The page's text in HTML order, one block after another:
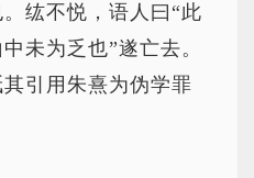
纮不悦，语人曰“此
未为乏也”遂亡去。
引用朱熹为伪学罪